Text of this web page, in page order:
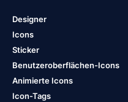
Designer
Icons
Sticker
Benutzeroberflächen-Icons
Animierte Icons
Icon-Tags